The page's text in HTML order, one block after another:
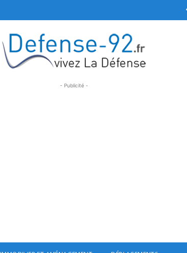
- Publicité -